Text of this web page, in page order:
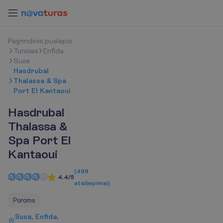
Pagrindinis puslapis
Tunisas
Enfida
Susa
Hasdrubal
Thalassa & Spa
Port El Kantaoui
Hasdrubal
Thalassa &
Spa Port El
Kantaoui
4.4/5
(499
atsiliepimai)
Poroms
Susa, Enfida,